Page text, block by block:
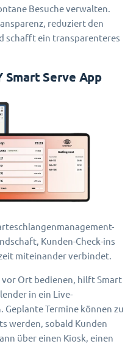
Besuche verwalten.
reduziert den
schafft ein transparenteres
Smart Serve App
Kunden-Check-ins
miteinander verbindet.
vor Ort bedienen, hilft Smart
in ein Live-
Termine können zu
werden, sobald Kunden
über einen Kiosk, einen